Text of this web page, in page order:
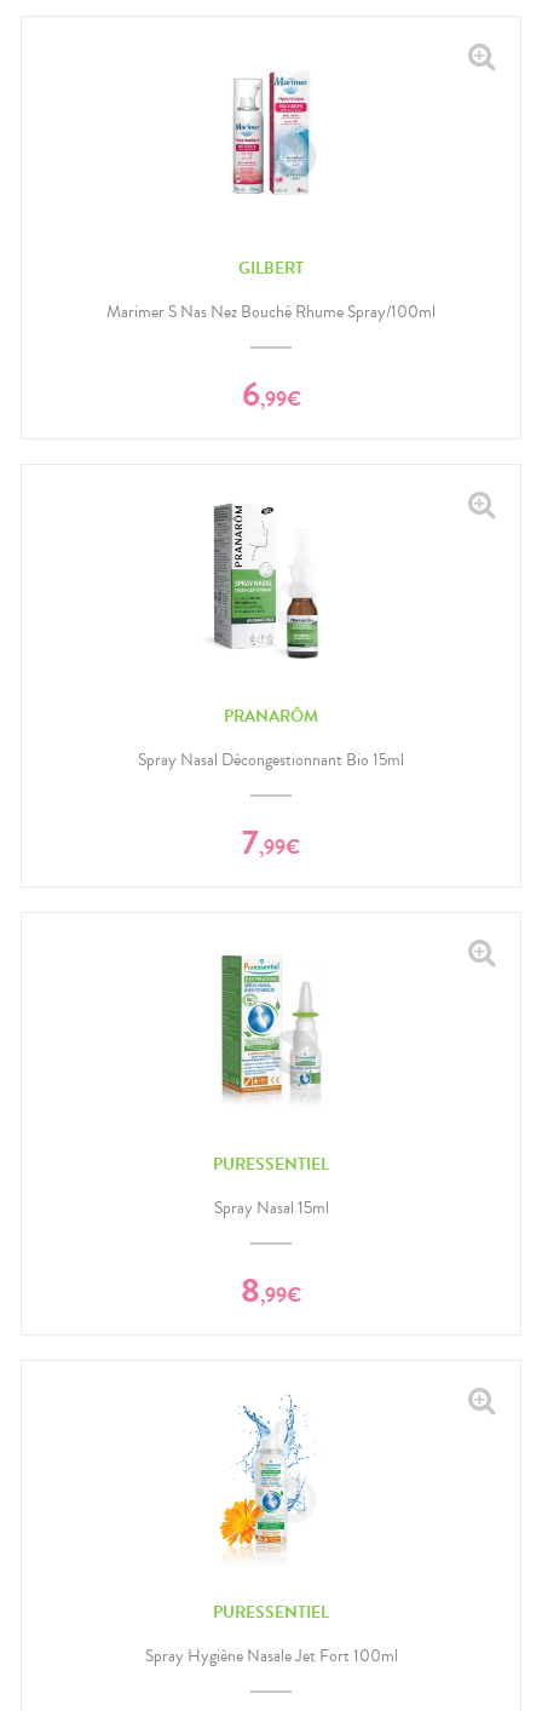
GILBERT
Marimer S Nas Nez Bouché Rhume Spray/100ml
6,99€
PRANARÔM
Spray Nasal Décongestionnant Bio 15ml
7,99€
PURESSENTIEL
Spray Nasal 15ml
8,99€
PURESSENTIEL
Spray Hygiène Nasale Jet Fort 100ml